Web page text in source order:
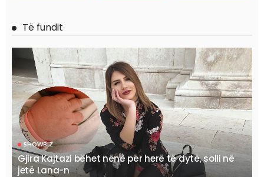
Të fundit
SHOWBIZ
Gjira Kajtazi bëhet nënë për herë të dytë, solli në
jetë Lana-n